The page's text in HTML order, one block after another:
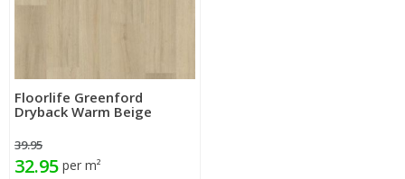
Floorlife Greenford
Dryback Warm Beige
39.95
32.95 per m²